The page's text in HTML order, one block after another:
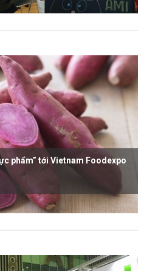
phẩm” tới Vietnam Foodexpo